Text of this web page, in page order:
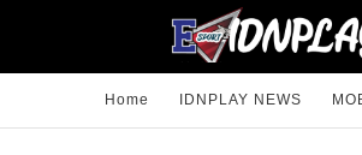
Home IDNPLAY NEWS